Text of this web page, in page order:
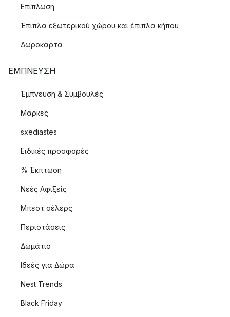
Επίπλωση
Έπιπλα εξωτερικού χώρου και έπιπλα κήπου
Δωροκάρτα
ΈΜΠΝΕΥΣΗ
Έμπνευση & Συμβουλές
Μάρκες
sxediastes
Ειδικές προσφορές
% Έκπτωση
Νεές Αφιξείς
Μπεστ σέλερς
Περιστάσεις
Δωμάτιο
Ιδεές για Δώρα
Nest Trends
Black Friday